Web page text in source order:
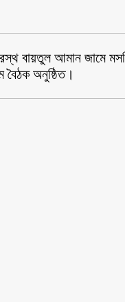
বায়তুল আমান জামে
বৈঠক অনুষ্ঠিত।